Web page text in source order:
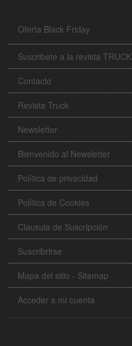
Oferta Black Friday
Suscribete a la revista TRUCK
Contacto
Revista Truck
Newsletter
Bienvenido al Newsletter
Política de privacidad
Política de Cookies
Clausula de Suscripción
Suscribrirse
Mapa del sitio - Sitemap
Acceder a mi cuenta